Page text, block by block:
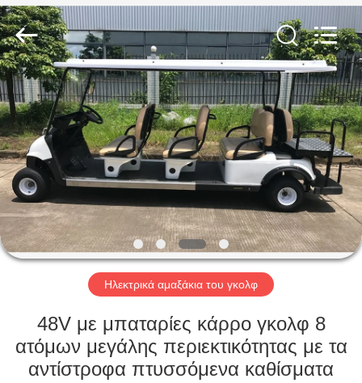
ΣΠΊΤΙ
ΠΡΟΪΌΝΤΑ
ΒΊΝΤΕΟ
ΣΧΕΤΙΚΆ
ΜΕ
ΕΠΙΣΚΕΨΉ
ΕΡΓΟΣΤΑΣΊΟΥ
Vehicle
Co,Ltd.
All
Rights
Reserved.
Developed
by
ECER
Ηλεκτρικά αμαξάκια του γκολφ
48V με μπαταρίες κάρρο γκολφ 8
ατόμων μεγάλης περιεκτικότητας με τα
αντίστροφα πτυσσόμενα καθίσματα